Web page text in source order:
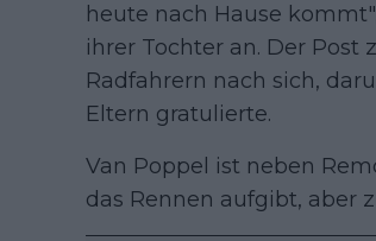
heute nach Hause
ihrer Tochter an. Der
Radfahrern nach sich,
Eltern gratulierte.
Van Poppel ist neben
das Rennen aufgibt, aber